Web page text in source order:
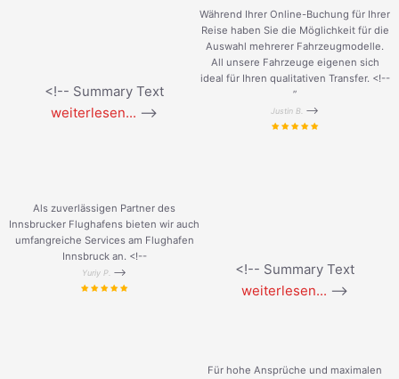
<!-- Summary Text
weiterlesen... -->
Während Ihrer Online-Buchung für Ihrer
Reise haben Sie die Möglichkeit für die
Auswahl mehrerer Fahrzeugmodelle.
All unsere Fahrzeuge eigenen sich
ideal für Ihren qualitativen Transfer. <!--
”
Justin B. -->
Als zuverlässigen Partner des
Innsbrucker Flughafens bieten wir auch
umfangreiche Services am Flughafen
Innsbruck an. <!--
Yuriy P. -->
<!-- Summary Text
weiterlesen... -->
Für hohe Ansprüche und maximalen